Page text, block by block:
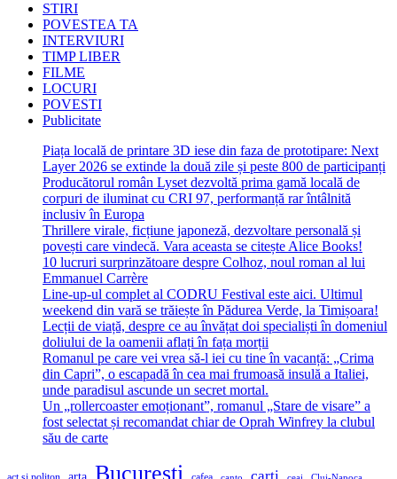
STIRI
POVESTEA TA
INTERVIURI
TIMP LIBER
FILME
LOCURI
POVESTI
Publicitate
Piața locală de printare 3D iese din faza de prototipare: Next
Layer 2026 se extinde la două zile și peste 800 de participanți
Producătorul român Lyset dezvoltă prima gamă locală de
corpuri de iluminat cu CRI 97, performanță rar întâlnită
inclusiv în Europa
Thrillere virale, ficțiune japoneză, dezvoltare personală și
povești care vindecă. Vara aceasta se citește Alice Books!
10 lucruri surprinzătoare despre Colhoz, noul roman al lui
Emmanuel Carrère
Line-up-ul complet al CODRU Festival este aici. Ultimul
weekend din vară se trăiește în Pădurea Verde, la Timișoara!
Lecții de viață, despre ce au învățat doi specialiști în domeniul
doliului de la oamenii aflați în fața morții
Romanul pe care vei vrea să-l iei cu tine în vacanță: „Crima
din Capri”, o escapadă în cea mai frumoasă insulă a Italiei,
unde paradisul ascunde un secret mortal.
Un „rollercoaster emoționant”, romanul „Stare de visare” a
fost selectat și recomandat chiar de Oprah Winfrey la clubul
său de carte
Bucuresti